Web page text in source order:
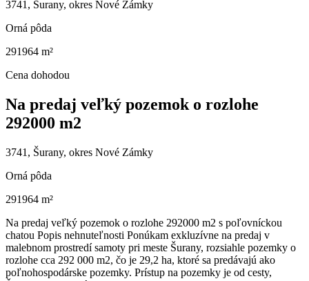
3741, Šurany, okres Nové Zámky
Orná pôda
291964 m²
Cena dohodou
Na predaj veľký pozemok o rozlohe
292000 m2
3741, Šurany, okres Nové Zámky
Orná pôda
291964 m²
Na predaj veľký pozemok o rozlohe 292000 m2 s poľovníckou
chatou Popis nehnuteľnosti Ponúkam exkluzívne na predaj v
malebnom prostredí samoty pri meste Šurany, rozsiahle pozemky o
rozlohe cca 292 000 m2, čo je 29,2 ha, ktoré sa predávajú ako
poľnohospodárske pozemky. Prístup na pozemky je od cesty,